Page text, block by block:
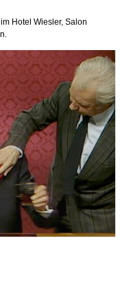
Hotel Wiesler, Salon